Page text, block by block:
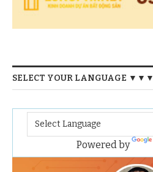
SELECT YOUR LANGUAGE ▼▼▼
Powered by